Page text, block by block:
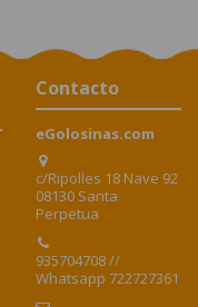
Contacto
eGolosinas.com
c/Ripolles 18 Nave 92
08130 Santa
Perpetua
935704708 //
Whatsapp 722727361